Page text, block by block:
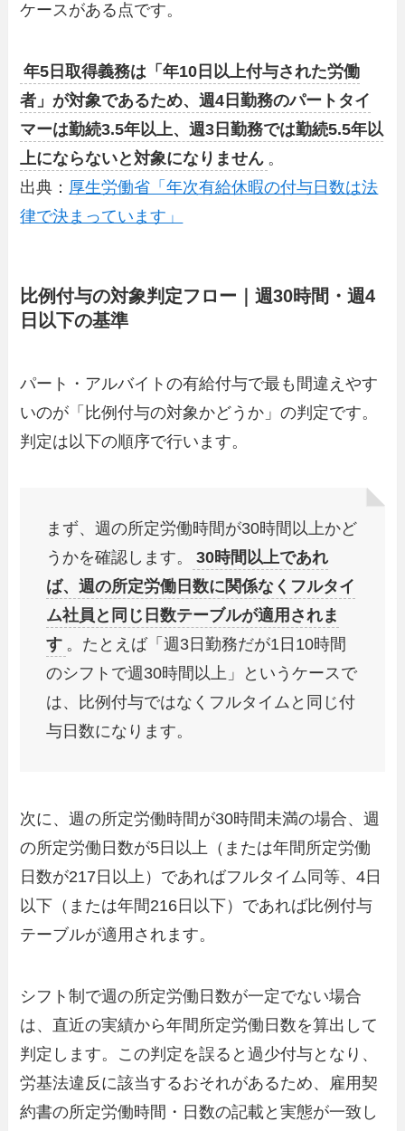
ケースがある点です。
年5日取得義務は「年10日以上付与された労働
者」が対象であるため、週4日勤務のパートタイ
マーは勤続3.5年以上、週3日勤務では勤続5.5年以
上にならないと対象になりません 。
出典： 厚生労働省「年次有給休暇の付与日数は法
律で決まっています」
比例付与の対象判定フロー｜週30時間・週4
日以下の基準
パート・アルバイトの有給付与で最も間違えやす
いのが「比例付与の対象かどうか」の判定です。
判定は以下の順序で行います。
まず、週の所定労働時間が30時間以上かど
うかを確認します。
30時間以上であれ
ば、週の所定労働日数に関係なくフルタイ
ム社員と同じ日数テーブルが適用されま
す 。たとえば「週3日勤務だが1日10時間
のシフトで週30時間以上」というケースで
は、比例付与ではなくフルタイムと同じ付
与日数になります。
次に、週の所定労働時間が30時間未満の場合、週
の所定労働日数が5日以上（または年間所定労働
日数が217日以上）であればフルタイム同等、4日
以下（または年間216日以下）であれば比例付与
テーブルが適用されます。
シフト制で週の所定労働日数が一定でない場合
は、直近の実績から年間所定労働日数を算出して
判定します。この判定を誤ると過少付与となり、
労基法違反に該当するおそれがあるため、雇用契
約書の所定労働時間・日数の記載と実態が一致し